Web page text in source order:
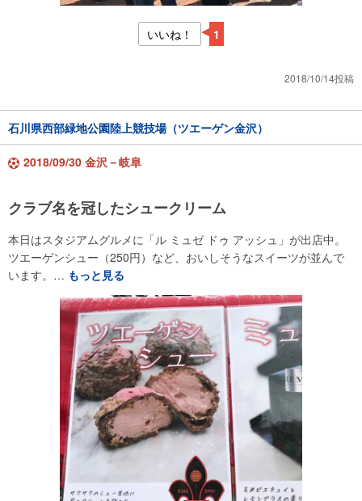
いいね！ 1
2018/10/14投稿
石川県西部緑地公園陸上競技場（ツエーゲン金沢）
2018/09/30 金沢－岐阜
クラブ名を冠したシュークリーム
本日はスタジアムグルメに「ル ミュゼ ドゥ アッシュ」が出店中。
ツエーゲンシュー（250円）など、おいしそうなスイーツが並んで
います。… もっと見る